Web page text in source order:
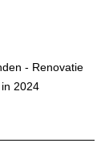
- Renovatie
2024